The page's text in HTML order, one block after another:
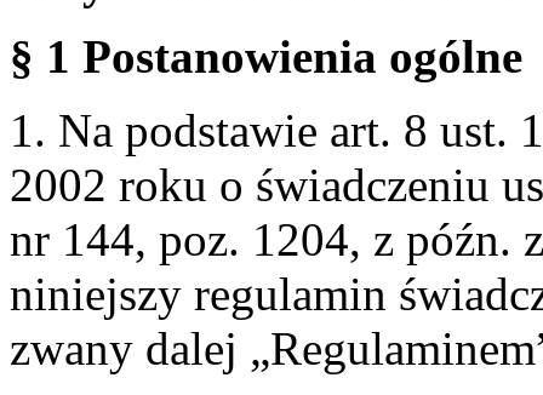
§ 1 Postanowienia ogólne
1. Na podstawie art. 8 ust.
2002 roku o świadczeniu
nr 144, poz. 1204, z późn.
niniejszy regulamin
zwany dalej